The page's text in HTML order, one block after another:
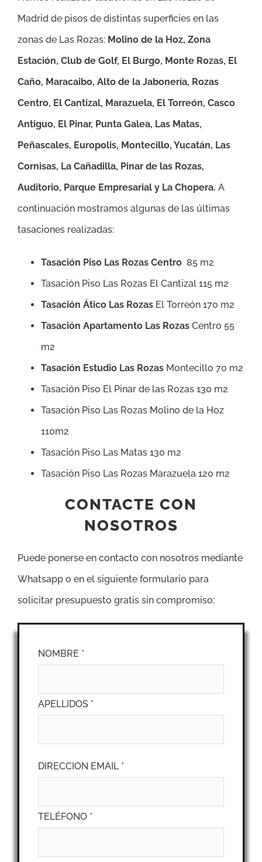
Madrid de pisos de distintas superficies en las
zonas de Las Rozas: Molino de la Hoz, Zona
Estación, Club de Golf, El Burgo, Monte Rozas, El
Caño, Maracaibo, Alto de la Jabonería, Rozas
Centro, El Cantizal, Marazuela, El Torreón, Casco
Antiguo, El Pinar, Punta Galea, Las Matas,
Peñascales, Europolis, Montecillo, Yucatán, Las
Cornisas, La Cañadilla, Pinar de las Rozas,
Auditorio, Parque Empresarial y La Chopera. A
continuación mostramos algunas de las últimas
tasaciones realizadas:
Tasación Piso Las Rozas Centro 85 m2
Tasación Piso Las Rozas El Cantizal 115 m2
Tasación Ático Las Rozas El Torreón 170 m2
Tasación Apartamento Las Rozas Centro 55
m2
Tasación Estudio Las Rozas Montecillo 70 m2
Tasación Piso El Pinar de las Rozas 130 m2
Tasación Piso Las Rozas Molino de la Hoz
110m2
Tasación Piso Las Matas 130 m2
Tasación Piso Las Rozas Marazuela 120 m2
CONTACTE CON
NOSOTROS
Puede ponerse en contacto con nosotros mediante
Whatsapp o en el siguiente formulario para
solicitar presupuesto gratis sin compromiso:
NOMBRE *
APELLIDOS *
DIRECCION EMAIL *
TELÉFONO *